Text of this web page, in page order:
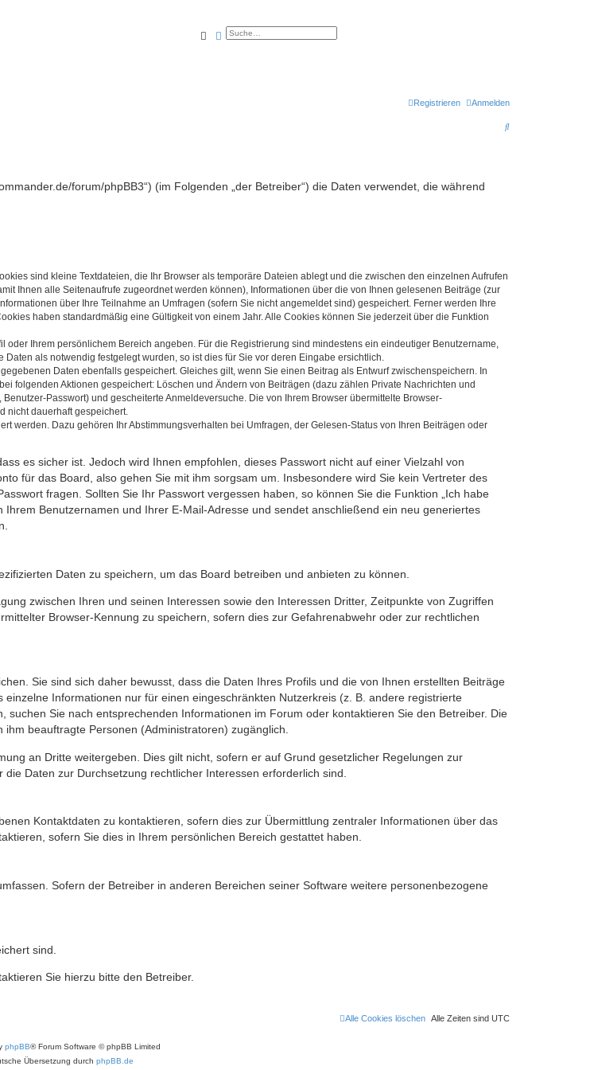
SucheErweiterte Suche
Anmelden
Registrieren
S
forum/phpBB3“) (im Folgenden „der Betreiber“) die Daten verwendet, die während
sind kleine Textdateien, die Ihr Browser als temporäre Dateien ablegt und die zwischen den einzelnen Aufrufen
Ihnen alle Seitenaufrufe zugeordnet werden können), Informationen über die von Ihnen gelesenen Beiträge (zur
über Ihre Teilnahme an Umfragen (sofern Sie nicht angemeldet sind) gespeichert. Ferner werden Ihre
haben standardmäßig eine Gültigkeit von einem Jahr. Alle Cookies können Sie jederzeit über die Funktion
Ihrem persönlichem Bereich angeben. Für die Registrierung sind mindestens ein eindeutiger Benutzername,
als notwendig festgelegt wurden, so ist dies für Sie vor deren Eingabe ersichtlich.
Daten ebenfalls gespeichert. Gleiches gilt, wenn Sie einen Beitrag als Entwurf zwischenspeichern. In
folgenden Aktionen gespeichert: Löschen und Ändern von Beiträgen (dazu zählen Private Nachrichten und
Passwort) und gescheiterte Anmeldeversuche. Die von Ihrem Browser übermittelte Browser-
nicht dauerhaft gespeichert.
werden. Dazu gehören Ihr Abstimmungsverhalten bei Umfragen, der Gelesen-Status von Ihren Beiträgen oder
es sicher ist. Jedoch wird Ihnen empfohlen, dieses Passwort nicht auf einer Vielzahl von
für das Board, also gehen Sie mit ihm sorgsam um. Insbesondere wird Sie kein Vertreter des
fragen. Sollten Sie Ihr Passwort vergessen haben, so können Sie die Funktion „Ich habe
Benutzernamen und Ihrer E-Mail-Adresse und sendet anschließend ein neu generiertes
Daten zu speichern, um das Board betreiben und anbieten zu können.
zwischen Ihren und seinen Interessen sowie den Interessen Dritter, Zeitpunkte von Zugriffen
Browser-Kennung zu speichern, sofern dies zur Gefahrenabwehr oder zur rechtlichen
Sie sind sich daher bewusst, dass die Daten Ihres Profils und die von Ihnen erstellten Beiträge
Informationen nur für einen eingeschränkten Nutzerkreis (z. B. andere registrierte
Sie nach entsprechenden Informationen im Forum oder kontaktieren Sie den Betreiber. Die
beauftragte Personen (Administratoren) zugänglich.
an Dritte weitergeben. Dies gilt nicht, sofern er auf Grund gesetzlicher Regelungen zur
Daten zur Durchsetzung rechtlicher Interessen erforderlich sind.
Kontaktdaten zu kontaktieren, sofern dies zur Übermittlung zentraler Informationen über das
sofern Sie dies in Ihrem persönlichen Bereich gestattet haben.
Sofern der Betreiber in anderen Bereichen seiner Software weitere personenbezogene
sind.
Sie hierzu bitte den Betreiber.
Alle Zeiten sind UTC
Alle Cookies löschen
phpBB® Forum Software © phpBB Limited
Übersetzung durch phpBB.de